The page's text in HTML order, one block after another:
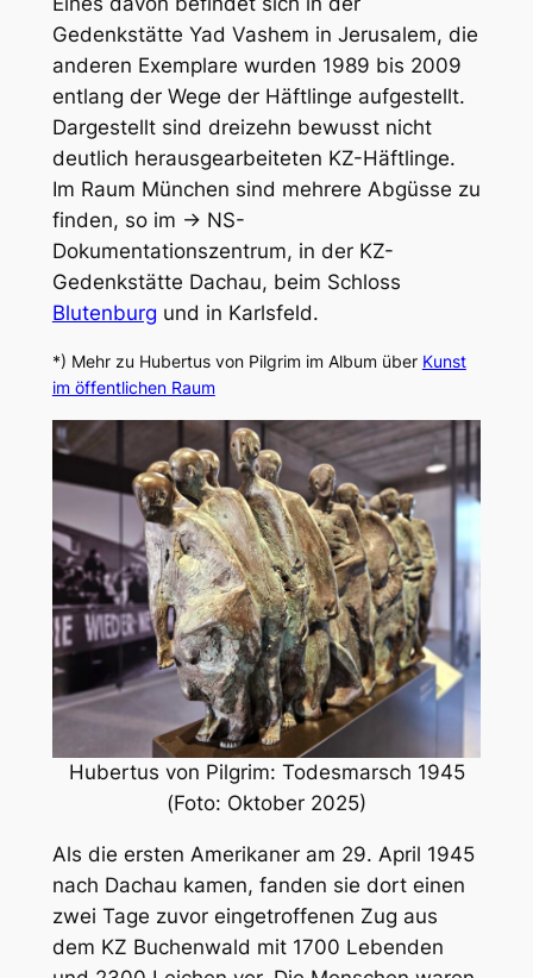
Gedenkstätte Yad Vashem in Jerusalem, die
anderen Exemplare wurden 1989 bis 2009
entlang der Wege der Häftlinge aufgestellt.
Dargestellt sind dreizehn bewusst nicht
deutlich herausgearbeiteten KZ-Häftlinge.
Im Raum München sind mehrere Abgüsse zu
finden, so im → NS-
Dokumentationszentrum, in der KZ-
Gedenkstätte Dachau, beim Schloss
Blutenburg und in Karlsfeld.
*) Mehr zu Hubertus von Pilgrim im Album über Kunst
im öffentlichen Raum
Hubertus von Pilgrim: Todesmarsch 1945
(Foto: Oktober 2025)
Als die ersten Amerikaner am 29. April 1945
nach Dachau kamen, fanden sie dort einen
zwei Tage zuvor eingetroffenen Zug aus
dem KZ Buchenwald mit 1700 Lebenden